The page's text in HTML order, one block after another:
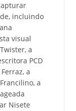
incluindo
visual
a
PCD
a
a
Nisete